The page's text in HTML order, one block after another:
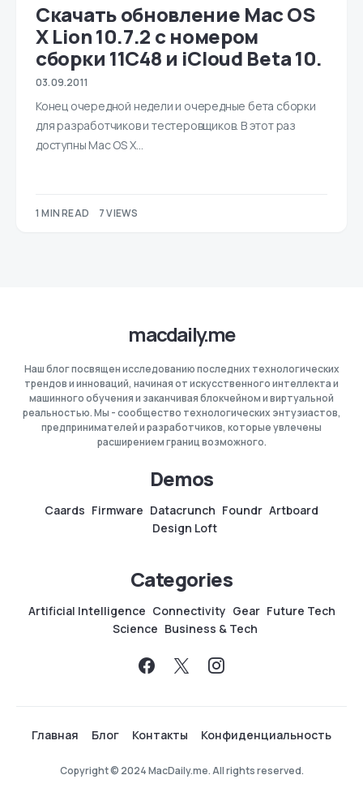
Скачать обновление Mac OS
X Lion 10.7.2 с номером
сборки 11С48 и iCloud Beta 10.
03.09.2011
Конец очередной недели и очередные бета сборки
для разработчиков и тестеровщиков. В этот раз
доступны Mac OS X…
1 MIN READ 7 VIEWS
macdaily.me
Наш блог посвящен исследованию последних технологических
трендов и инноваций, начиная от искусственного интеллекта и
машинного обучения и заканчивая блокчейном и виртуальной
реальностью. Мы - сообщество технологических энтузиастов,
предпринимателей и разработчиков, которые увлечены
расширением границ возможного.
Demos
Caards Firmware Datacrunch Foundr Artboard
Design Loft
Categories
Artificial Intelligence Connectivity Gear Future Tech
Science Business & Tech
Главная Блог Контакты Конфиденциальность
Copyright © 2024 MacDaily.me. All rights reserved.